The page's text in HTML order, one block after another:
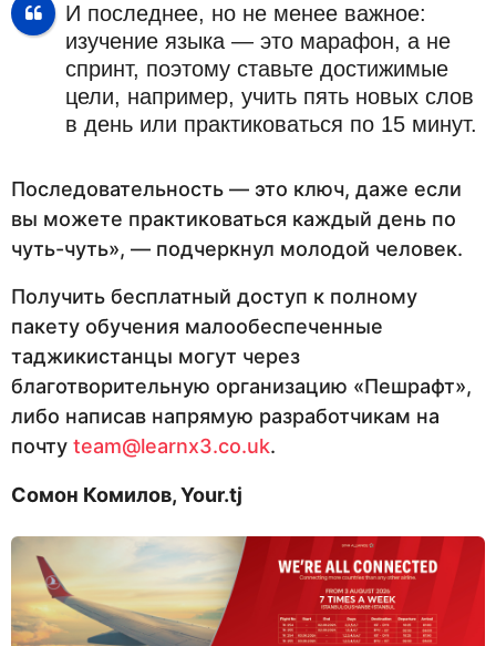
И последнее, но не менее важное:
изучение языка — это марафон, а не
спринт, поэтому ставьте достижимые
цели, например, учить пять новых слов
в день или практиковаться по 15 минут.
Последовательность — это ключ, даже если
вы можете практиковаться каждый день по
чуть-чуть», — подчеркнул молодой человек.
Получить бесплатный доступ к полному
пакету обучения малообеспеченные
таджикистанцы могут через
благотворительную организацию «Пешрафт»,
либо написав напрямую разработчикам на
почту team@learnx3.co.uk.
Сомон Комилов,Your.tj